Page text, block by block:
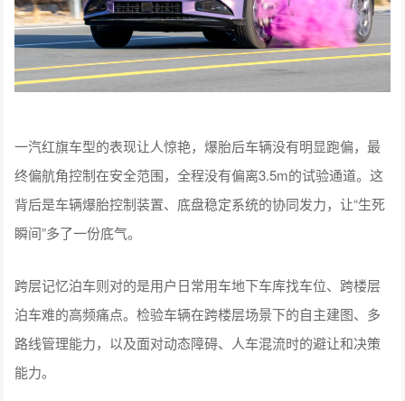
一汽红旗车型的表现让人惊艳，爆胎后车辆没有明显跑偏，最
终偏航角控制在安全范围，全程没有偏离3.5m的试验通道。这
背后是车辆爆胎控制装置、底盘稳定系统的协同发力，让“生死
瞬间”多了一份底气。
跨层记忆泊车则对的是用户日常用车地下车库找车位、跨楼层
泊车难的高频痛点。检验车辆在跨楼层场景下的自主建图、多
路线管理能力，以及面对动态障碍、人车混流时的避让和决策
能力。